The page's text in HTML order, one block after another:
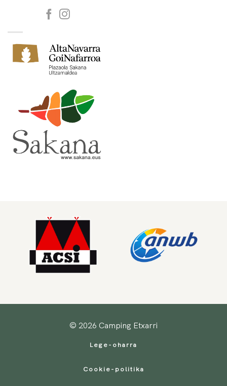
© 2026 Camping Etxarri
Lege-oharra
Cookie-politika